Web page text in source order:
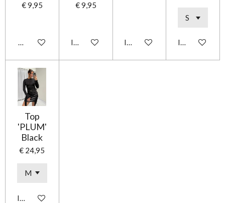
€ 9,95
Houd mij op de hoogte
€ 9,95
In winkelwagen In winkelwagen In
Top
'PLUM'
Black
€ 24,95
In winkelwagen